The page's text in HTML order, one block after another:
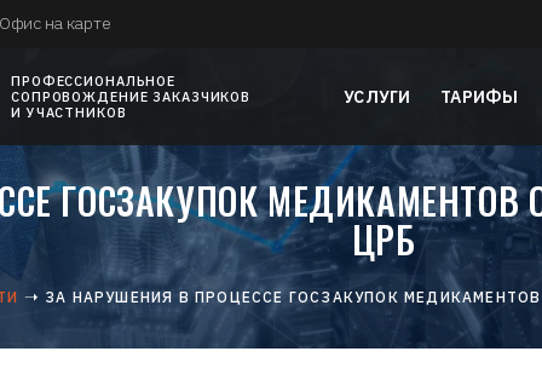
Офис на карте
ПРОФЕССИОНАЛЬНОЕ
СОПРОВОЖДЕНИЕ ЗАКАЗЧИКОВ
И УЧАСТНИКОВ
УСЛУГИ ТАРИФЫ
ГОСЗАКУПОК МЕДИКАМЕНТОВ
ЦРБ
ЗА НАРУШЕНИЯ В ПРОЦЕССЕ ГОСЗАКУПОК